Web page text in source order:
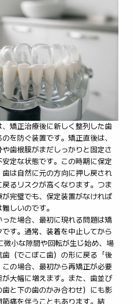
矯正治療後に新しく整列した歯
を防ぐ装置です。矯正直後は、
歯根膜がまだしっかりと固定さ
定な状態です。この時期に保定
は自然に元の方向に押し戻され
るリスクが高くなります。つま
完璧でも、保定装置がなければ
しいのです。
た場合、最初に現れる問題は矯
す。通常、装着を中止してから
微小な隙間や回転が生じ始め、場
（でこぼこ歯）の形に戻る「後
の場合、最初から再矯正が必要
大幅に増えます。また、歯並び
と下の歯のかみ合わせ）にも影
痛を伴うこともあります。結